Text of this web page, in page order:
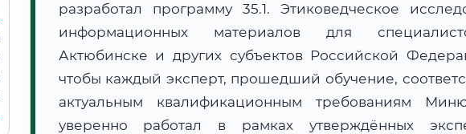
разработал программу 35.1. Этиковедческое
информационных материалов для
Актюбинске и других субъектов Российской
чтобы каждый эксперт, прошедший обучение,
актуальным квалификационным требованиям
уверенно работал в рамках утверждённых